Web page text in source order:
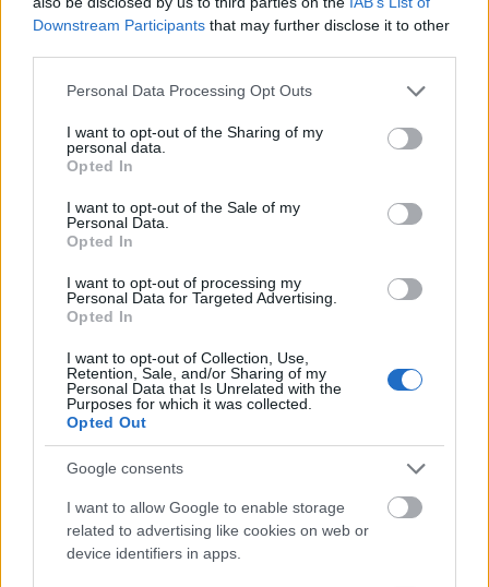
Downstream Participants that may further disclose it to other
Please note that this website/app uses one or more Google
not limited to your visit or usage behaviour. You may click to
grant or deny consent to Google and its third-party tags to
use your data for below specified purposes in below Google
consent section.
Personal Data Processing Opt Outs
I want to opt-out of the Sharing of my
personal data.
Opted In
I want to opt-out of the Sale of my
Personal Data.
Opted In
I want to opt-out of processing my
Personal Data for Targeted Advertising.
Opted In
I want to opt-out of Collection, Use,
Retention, Sale, and/or Sharing of my
Personal Data that Is Unrelated with the
Purposes for which it was collected.
Opted Out
Google consents
I want to allow Google to enable storage
related to advertising like cookies on web or
device identifiers in apps.
INGEBORG SCHEVE
gliden og felleskienes levetid.